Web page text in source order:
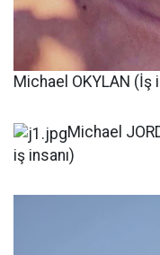
Michael OKYLAN (İş
Michael
iş insanı)